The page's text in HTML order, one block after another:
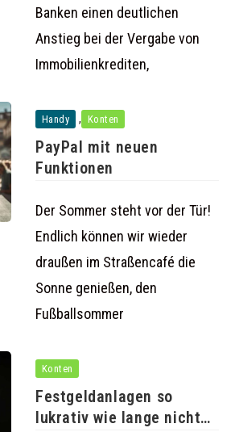
Banken einen deutlichen
Anstieg bei der Vergabe von
Immobilienkrediten,
Handy , Konten
PayPal mit neuen
Funktionen
Der Sommer steht vor der Tür!
Endlich können wir wieder
draußen im Straßencafé die
Sonne genießen, den
Fußballsommer
Konten
Festgeldanlagen so
lukrativ wie lange nicht